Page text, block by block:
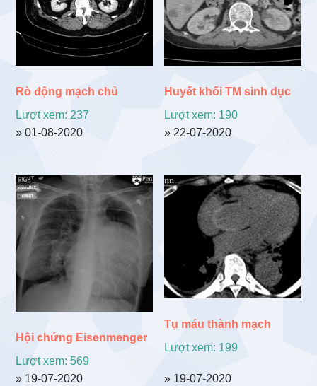
Rò động mạch chủ
Lượt xem: 237
» 01-08-2020
Huyết khối TM sinh dục
Lượt xem: 190
» 22-07-2020
Hội chứng Eisenmenger
Lượt xem: 569
» 19-07-2020
Tụ máu thành mạch
Lượt xem: 199
» 19-07-2020